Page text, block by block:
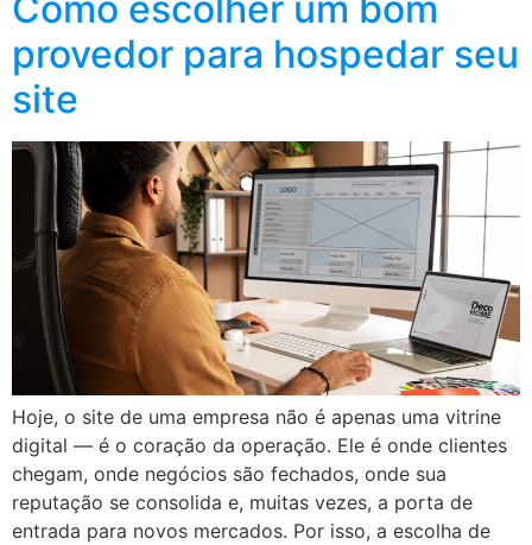
provedor para hospedar seu
site
Hoje, o site de uma empresa não é apenas uma vitrine
digital — é o coração da operação. Ele é onde clientes
chegam, onde negócios são fechados, onde sua
reputação se consolida e, muitas vezes, a porta de
entrada para novos mercados. Por isso, a escolha de